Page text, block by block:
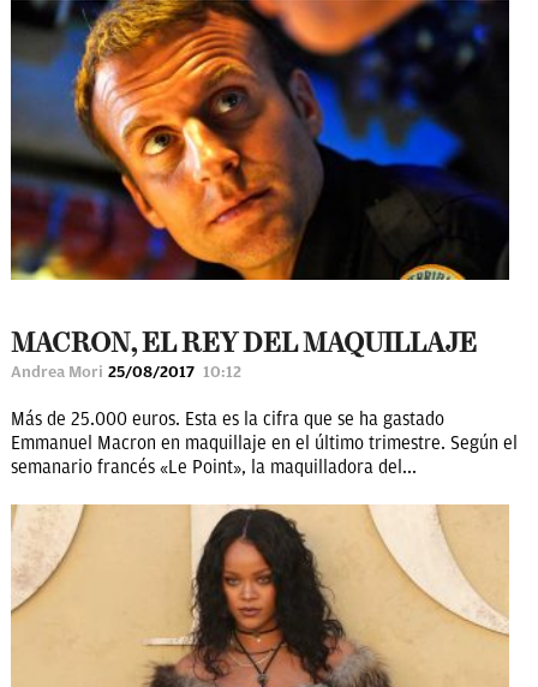
MACRON, EL REY DEL MAQUILLAJE
Andrea Mori 25/08/2017 10:12
Más de 25.000 euros. Esta es la cifra que se ha gastado
Emmanuel Macron en maquillaje en el último trimestre. Según el
semanario francés «Le Point», la maquilladora del...